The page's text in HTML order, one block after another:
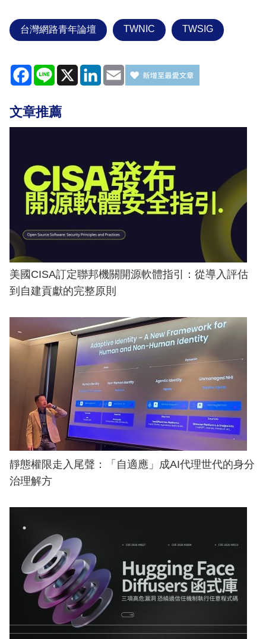
台灣網路青年論壇 TWNIC TWSIG
Facebook
Line X LinkedIn
Email
文章推薦
美國CISA訂定聯邦機關開源軟體指引：從導入評估
到自建貢獻的完整原則
靜態權限走入尾聲：「自適應」成AI代理世代的身分
治理解方